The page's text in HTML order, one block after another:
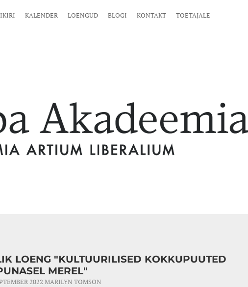
KALENDER LOENGUD BLOGI KONTAKT TOETAJALE
LOENG "KULTUURILISED KOKKUPUUTED
MEREL"
2022 MARILYN TOMSON